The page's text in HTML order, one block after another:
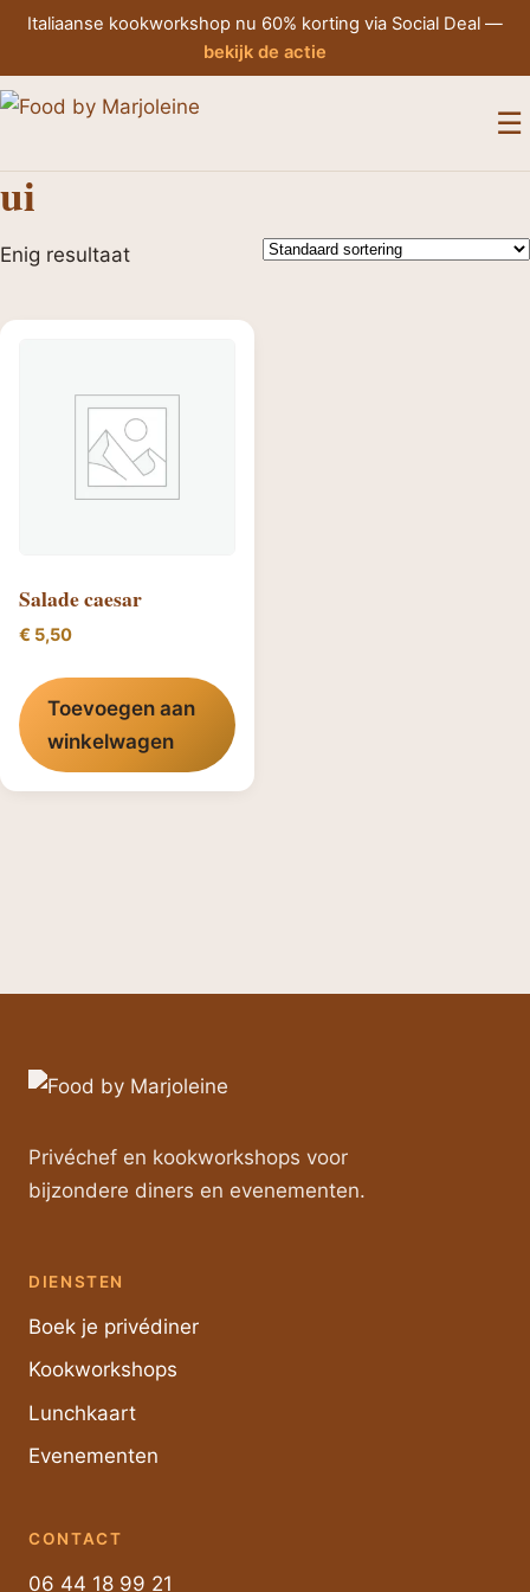
Italiaanse kookworkshop nu 60% korting via Social Deal —
bekijk de actie
☰
ui
Enig resultaat
Salade caesar
€ 5,50
Toevoegen aan
winkelwagen
Privéchef en kookworkshops voor
bijzondere diners en evenementen.
DIENSTEN
Boek je privédiner
Kookworkshops
Lunchkaart
Evenementen
CONTACT
06 44 18 99 21